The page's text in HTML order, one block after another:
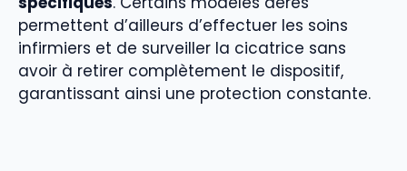
permettent d’ailleurs d’effectuer les soins
infirmiers et de surveiller la cicatrice sans
avoir à retirer complètement le dispositif,
garantissant ainsi une protection constante.